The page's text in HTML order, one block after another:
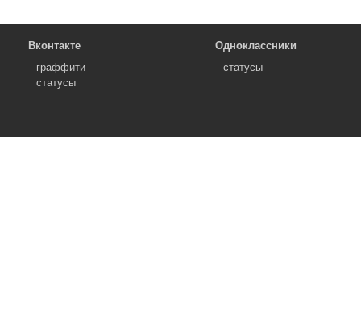
Вконтакте
граффити
статусы
Одноклассники
статусы